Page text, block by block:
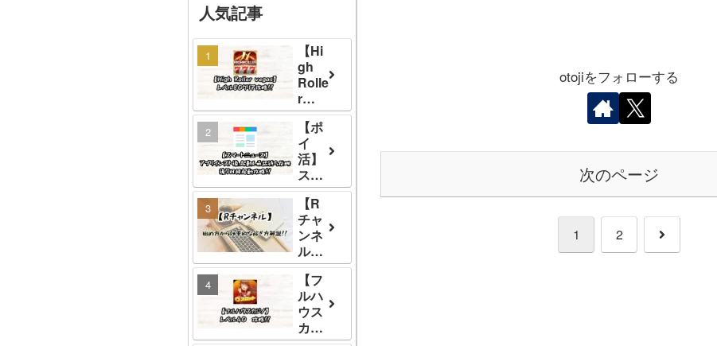
otojiをフォローする
次のページ
1 2
次
ポイ
ント
を検
証！
ガイ
ド!!
お得
な活
用法
と注
意点
を徹
底解
説
ジ
500
攻
略！
おす
すめ
の攻
略法
と経
由先
をご
紹介
人気記事
【Hi
gh
Rolle
r
Vega
s】
レベ
ル80
クリ
ア攻
略!立
ち回
り方
とお
すす
め機
種
【ポ
イ
【ポ
イ
活】
スマ
ート
ニュ
ース
は7
日目
起動
だけ
の優
良案
件!注
【R
チャ
ンネ
ル】
ほっ
たら
かし
楽天
ポイ
【フ
ルハ
ウス
カジ